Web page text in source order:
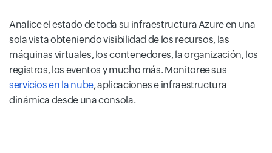
Analice el estado de toda su infraestructura Azure en una
sola vista obteniendo visibilidad de los recursos, las
máquinas virtuales, los contenedores, la organización, los
registros, los eventos y mucho más. Monitoree sus
servicios en la nube, aplicaciones e infraestructura
dinámica desde una consola.